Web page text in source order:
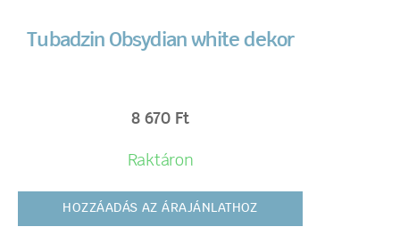
Tubadzin Obsydian white dekor
8 670 Ft
Raktáron
HOZZÁADÁS AZ ÁRAJÁNLATHOZ